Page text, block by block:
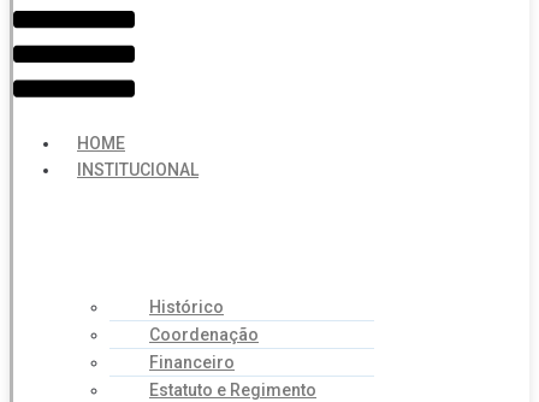
HOME
INSTITUCIONAL
Histórico
Coordenação
Financeiro
Estatuto e Regimento